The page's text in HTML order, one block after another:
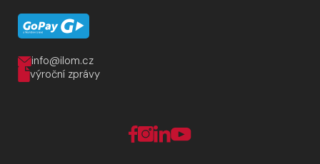
info@ilom.cz
výroční zprávy